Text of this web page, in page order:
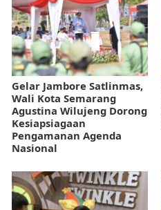
Gelar Jambore Satlinmas,
Wali Kota Semarang
Agustina Wilujeng Dorong
Kesiapsiagaan
Pengamanan Agenda
Nasional